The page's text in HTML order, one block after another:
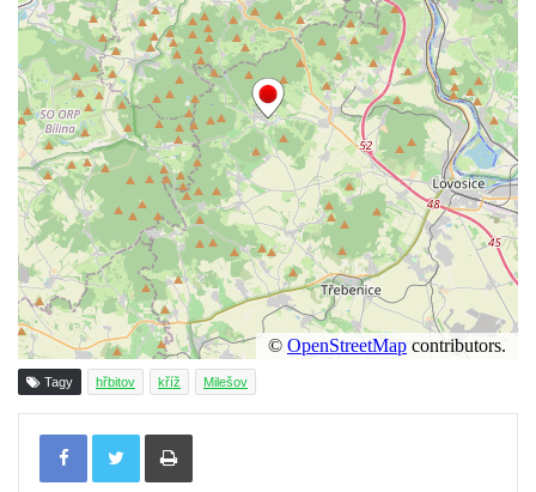
Kříž jižně od Bukolu
Kříž na návsi v Bukolu
Centrální kříž hřbitova v Hrobčicích
Kříž u silnice z Chouče do Mirošovic
Centrální kříž hřbitova v Chouči
Kříž na rozcestí v Záluží
Kříž v ulici V Zátiší v Dobříni
Boží muka u domu čp. 392 na rohu ulic Na
Hradčanech a Palackého v Roudnici nad
Labem
Kříž v centru Liběšic
Kříž na návsi v Lužici
Tagy hřbitov kříž Milešov
Tisknout